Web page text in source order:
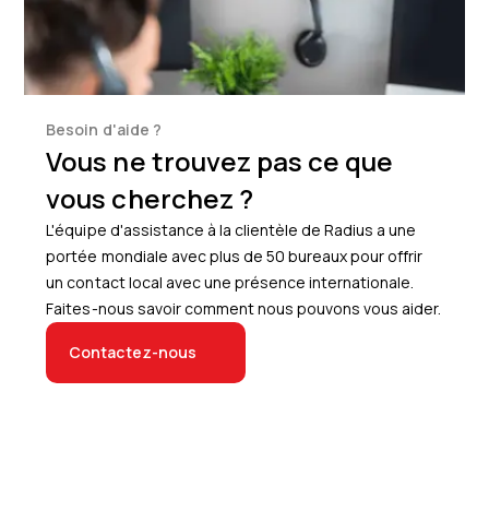
Besoin d'aide ?
Vous ne trouvez pas ce que
vous cherchez ?
L'équipe d'assistance à la clientèle de Radius a une
portée mondiale avec plus de 50 bureaux pour offrir
un contact local avec une présence internationale.
Faites-nous savoir comment nous pouvons vous aider.
Contactez-nous